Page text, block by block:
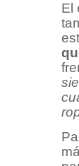
El